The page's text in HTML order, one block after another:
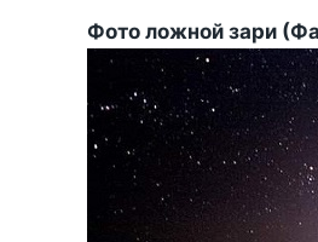
Фото ложной зари